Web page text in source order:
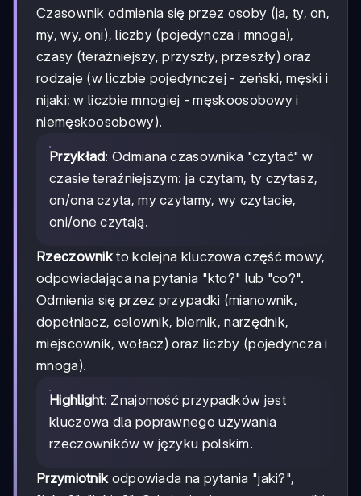
Czasownik odmienia się przez osoby (ja, ty, on,
my, wy, oni), liczby (pojedyncza i mnoga),
czasy (teraźniejszy, przyszły, przeszły) oraz
rodzaje (w liczbie pojedynczej - żeński, męski i
nijaki; w liczbie mnogiej - męskoosobowy i
niemęskoosobowy).
Przykład: Odmiana czasownika "czytać" w
czasie teraźniejszym: ja czytam, ty czytasz,
on/ona czyta, my czytamy, wy czytacie,
oni/one czytają.
Rzeczownik to kolejna kluczowa część mowy,
odpowiadająca na pytania "kto?" lub "co?".
Odmienia się przez przypadki (mianownik,
dopełniacz, celownik, biernik, narzędnik,
miejscownik, wołacz) oraz liczby (pojedyncza i
mnoga).
Highlight: Znajomość przypadków jest
kluczowa dla poprawnego używania
rzeczowników w języku polskim.
Przymiotnik odpowiada na pytania "jaki?",